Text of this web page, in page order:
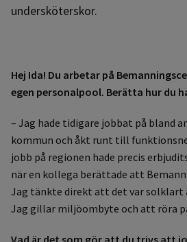
undersköterskor.
Hej Ida! Du arbetar på
egen personalpool. Berätta hur du
– Jag hade tidigare jobbat på bland
kommun och åkt runt till
jobb på regionen hade precis
när en kollega berättade att
Jag tänkte direkt att det var solklart
Jag gillar miljöombyte och att röra
Vad är det som gör att du trivs att